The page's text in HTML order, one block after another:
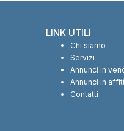
LINK UTILI
Chi siamo
Servizi
Annunci in
Annunci in
Contatti